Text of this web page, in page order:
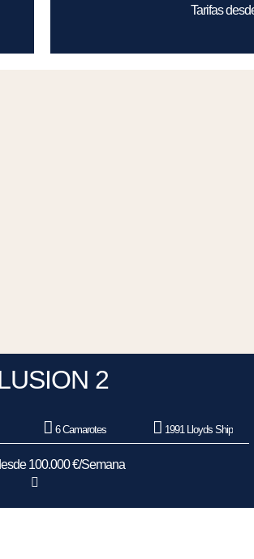
Tarifas
2
6 Camarotes 1991 Lloyds Ship
100.000 €/Semana